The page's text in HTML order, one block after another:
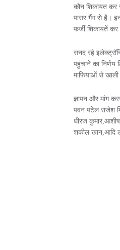
कौन शिकायत कर
पासर गैंग से है।
फर्जी शिकायतें
सनद रहे
पहुंचाने का
माफियाओं से
ज्ञापन और मांग
पवन पटेल राजेश
धीरज
शकील खान,आदि